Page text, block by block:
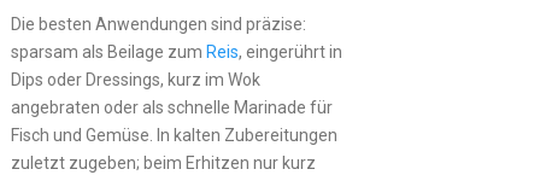
Die besten Anwendungen sind präzise:
sparsam als Beilage zum Reis, eingerührt in
Dips oder Dressings, kurz im Wok
angebraten oder als schnelle Marinade für
Fisch und Gemüse. In kalten Zubereitungen
zuletzt zugeben; beim Erhitzen nur kurz